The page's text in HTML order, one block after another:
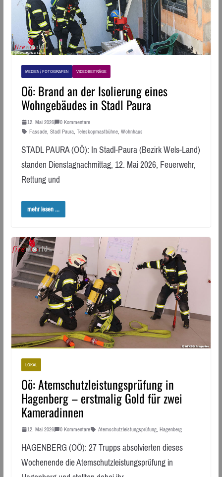
MEDIEN / FOTOGRAFEN VIDEOBEITRÄGE
Oö: Brand an der Isolierung eines
Wohngebäudes in Stadl Paura
12. Mai 2026
0 Kommentare
Fassade, Stadl Paura, Teleskopmastbühne, Wohnhaus
STADL PAURA (OÖ): In Stadl-Paura (Bezirk Wels-Land)
standen Dienstagnachmittag, 12. Mai 2026, Feuerwehr,
Rettung und
mehr lesen ...
LOKAL
Oö: Atemschutzleistungsprüfung in
Hagenberg – erstmalig Gold für zwei
Kameradinnen
12. Mai 2026 0 Kommentare Atemschutzleistungsprüfung, Hagenberg
HAGENBERG (OÖ): 27 Trupps absolvierten dieses
Wochenende die Atemschutzleistungsprüfung in